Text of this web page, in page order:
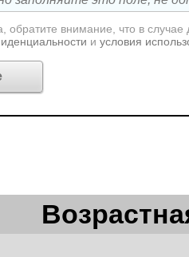
обратите внимание, что в
и условия